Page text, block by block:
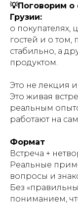
💡Поговорим
Грузии:
о покупателях,
гостей и о
стабильно, а
продуктом.
Это не лекция
Это живая
реальным
работают на
Формат
Встреча +
Реальные
вопросы и
Без
пониманием,